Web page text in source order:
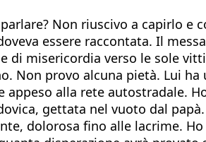
Non riuscivo a capirlo e
essere raccontata. Il
di misericordia verso le sole
Non provo alcuna pietà. Lui
appeso alla rete autostradale.
gettata nel vuoto dal
dolorosa fino alle lacrime.